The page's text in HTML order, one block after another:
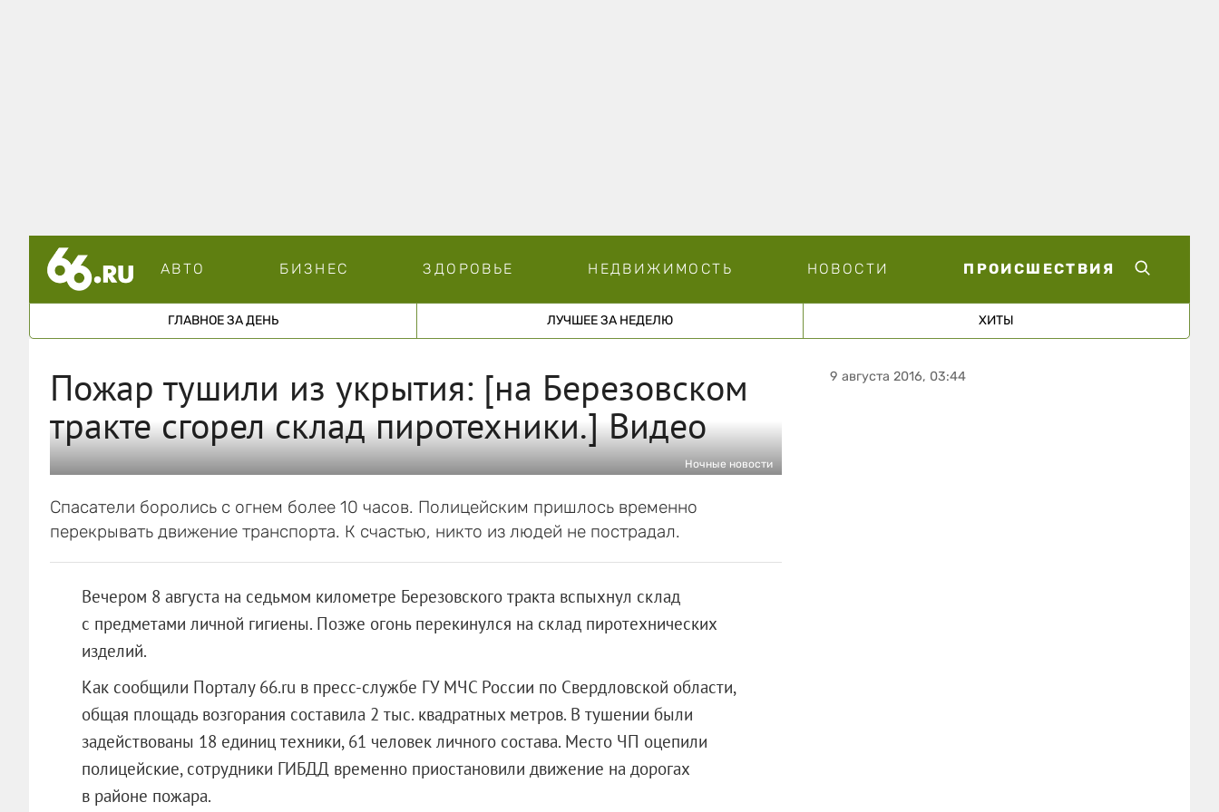
АВТО БИЗНЕС ЗДОРОВЬЕ НЕДВИЖИМОСТЬ НОВОСТИ ПРОИСШЕСТВИЯ
ГЛАВНОЕ ЗА ДЕНЬ ЛУЧШЕЕ ЗА НЕДЕЛЮ ХИТЫ
Пожар тушили из укрытия: [на Березовском
тракте сгорел склад пиротехники.] Видео
Ночные новости
Спасатели боролись с огнем более 10 часов. Полицейским пришлось временно
перекрывать движение транспорта. К счастью, никто из людей не пострадал.
Вечером 8 августа на седьмом километре Березовского тракта вспыхнул склад
с предметами личной гигиены. Позже огонь перекинулся на склад пиротехнических
изделий.
Как сообщили Порталу 66.ru в пресс-службе ГУ МЧС России по Свердловской области,
общая площадь возгорания составила 2 тыс. квадратных метров. В тушении были
задействованы 18 единиц техники, 61 человек личного состава. Место ЧП оцепили
полицейские, сотрудники ГИБДД временно приостановили движение на дорогах
в районе пожара.
9 августа 2016, 03:44